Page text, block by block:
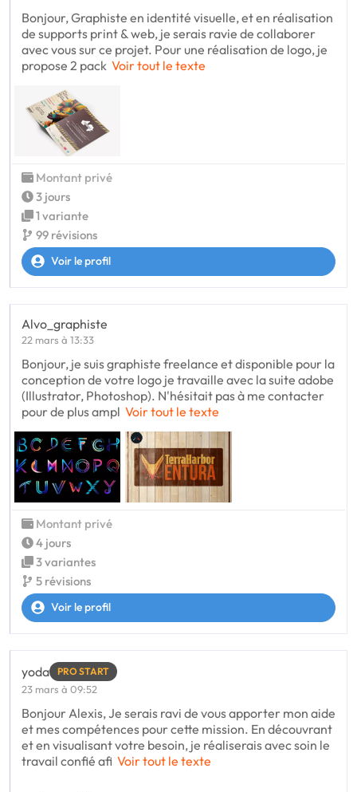
Bonjour, Graphiste en identité visuelle, et en réalisation
de supports print & web, je serais ravie de collaborer
avec vous sur ce projet. Pour une réalisation de logo, je
propose 2 pack Voir tout le texte
Montant privé
3 jours
1 variante
99 révisions
Voir le profil
Alvo_graphiste
22 mars à 13:33
Bonjour, je suis graphiste freelance et disponible pour la
conception de votre logo je travaille avec la suite adobe
(Illustrator, Photoshop). N'hésitait pas à me contacter
pour de plus ampl Voir tout le texte
Montant privé
4 jours
3 variantes
5 révisions
Voir le profil
yoda PRO START
23 mars à 09:52
Bonjour Alexis, Je serais ravi de vous apporter mon aide
et mes compétences pour cette mission. En découvrant
et en visualisant votre besoin, je réaliserais avec soin le
travail confié afi Voir tout le texte